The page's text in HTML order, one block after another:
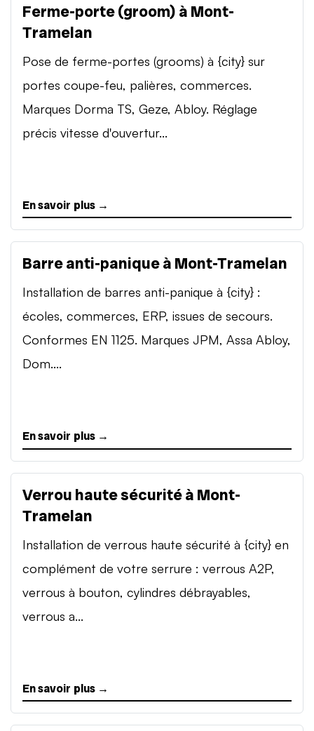
Ferme-porte (groom) à Mont-
Tramelan
Pose de ferme-portes (grooms) à {city} sur
portes coupe-feu, palières, commerces.
Marques Dorma TS, Geze, Abloy. Réglage
précis vitesse d'ouvertur...
En savoir plus →
Barre anti-panique à Mont-Tramelan
Installation de barres anti-panique à {city} :
écoles, commerces, ERP, issues de secours.
Conformes EN 1125. Marques JPM, Assa Abloy,
Dom....
En savoir plus →
Verrou haute sécurité à Mont-
Tramelan
Installation de verrous haute sécurité à {city} en
complément de votre serrure : verrous A2P,
verrous à bouton, cylindres débrayables,
verrous a...
En savoir plus →